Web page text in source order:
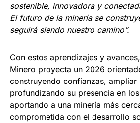
sostenible, innovadora y
El futuro de la minería se
seguirá siendo nuestro camino”.
Con estos aprendizajes y
Minero proyecta un 2026
construyendo confianzas,
profundizando su presencia en
aportando a una minería más
comprometida con el desarrollo